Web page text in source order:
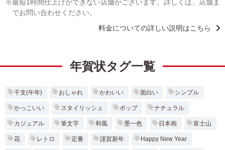
最短1時間仕上げができない店舗がございます。詳しくは、店舗ま
でお問い合わせください。
料金についての詳しい説明はこちら
年賀状タグ一覧
干支(午年) おしゃれ かわいい 面白い シンプル
かっこいい スタイリッシュ ポップ ナチュラル
カジュアル 筆文字 和風 墨一色 日本画 富士山
花 レトロ 定番 謹賀新年 Happy New Year